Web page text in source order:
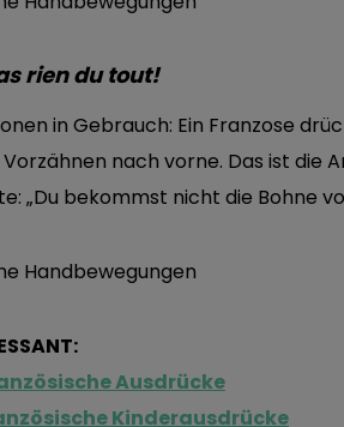
rien du tout!
in Gebrauch: Ein Franzose
nach vorne. Das ist die
„Du bekommst nicht die Bohne
Ausdrücke
Kinderausdrücke